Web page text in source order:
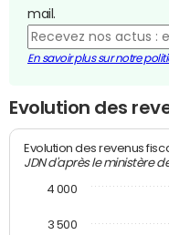
mail.
En savoir plus sur notre
Evolution des
Evolution des revenus
JDN d'après le ministère
3 500
4 000